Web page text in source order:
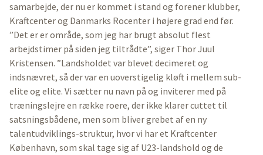
samarbejde, der nu er kommet i stand og forener klubber,
Kraftcenter og Danmarks Rocenter i højere grad end før.
”Det er er område, som jeg har brugt absolut flest
arbejdstimer på siden jeg tiltrådte”, siger Thor Juul
Kristensen. ”Landsholdet var blevet decimeret og
indsnævret, så der var en uoverstigelig kløft i mellem sub-
elite og elite. Vi sætter nu navn på og inviterer med på
træningslejre en række roere, der ikke klarer cuttet til
satsningsbådene, men som bliver grebet af en ny
talentudviklings-struktur, hvor vi har et Kraftcenter
København, som skal tage sig af U23-landshold og de